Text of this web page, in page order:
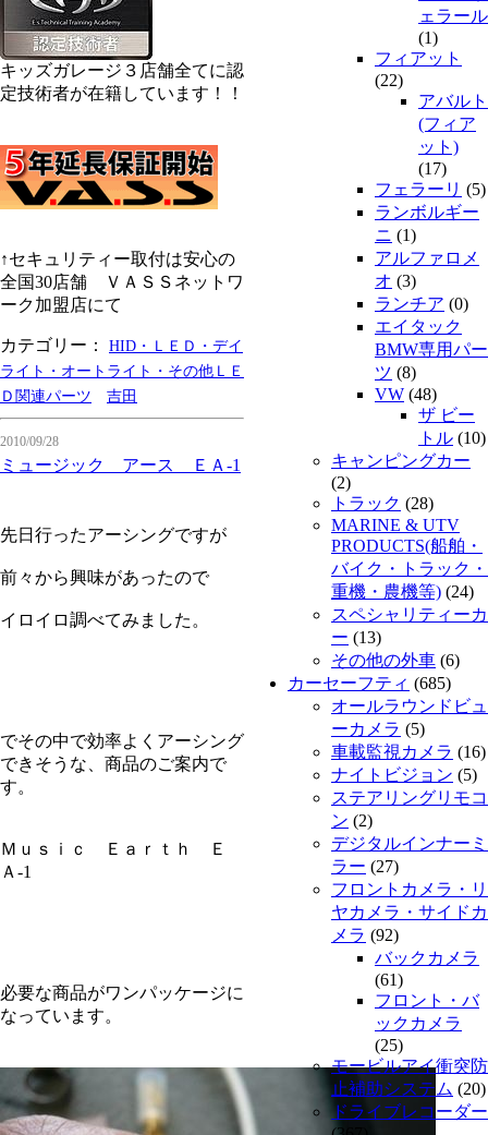
キッズガレージ３店舗全てに認
定技術者が在籍しています！！
↑セキュリティー取付は安心の
全国30店舗 ＶＡＳＳネットワ
ーク加盟店にて
カテゴリー：
HID・ＬＥＤ・デイ
ライト・オートライト・その他ＬＥ
Ｄ関連パーツ
吉田
2010/09/28
ミュージック アース ＥＡ-1
先日行ったアーシングですが
前々から興味があったので
イロイロ調べてみました。
でその中で効率よくアーシング
できそうな、商品のご案内で
す。
Ｍｕｓｉｃ Ｅａｒｔｈ Ｅ
Ａ-1
必要な商品がワンパッケージに
なっています。
ェラール
(1)
フィアット
(22)
アバルト
(フィア
ット)
(17)
フェラーリ (5)
ランボルギー
ニ (1)
アルファロメ
オ (3)
ランチア (0)
エイタック
BMW専用パー
ツ (8)
VW (48)
ザ ビー
トル (10)
キャンピングカー
(2)
トラック (28)
MARINE & UTV
PRODUCTS(船舶・
バイク・トラック・
重機・農機等) (24)
スペシャリティーカ
ー (13)
その他の外車 (6)
カーセーフティ (685)
オールラウンドビュ
ーカメラ (5)
車載監視カメラ (16)
ナイトビジョン (5)
ステアリングリモコ
ン (2)
デジタルインナーミ
ラー (27)
フロントカメラ・リ
ヤカメラ・サイドカ
メラ (92)
バックカメラ
(61)
フロント・バ
ックカメラ
(25)
モービルアイ衝突防
止補助システム (20)
ドライブレコーダー